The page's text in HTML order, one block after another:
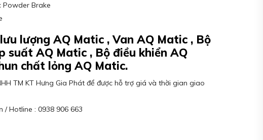
Powder Brake
lượng AQ Matic , Van AQ Matic , Bộ
suất AQ Matic , Bộ điều khiển AQ
chất lỏng AQ Matic.
TM KT Hưng Gia Phát để được hỗ trợ giá và thời gian giao
/ Hotline : 0938 906 663